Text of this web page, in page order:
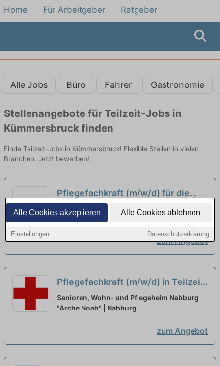
Alle Cookies akzeptieren Alle Cookies ablehnen
Einstellungen Datenschutzerklärung
Home Für Arbeitgeber Ratgeber
Alle Jobs Büro Fahrer Gastronomie
Stellenangebote für Teilzeit-Jobs in
Kümmersbruck finden
Finde Teilzeit-Jobs in Kümmersbruck! Flexible Stellen in vielen
Branchen. Jetzt bewerben!
Pflegefachkraft (m/w/d) für die
Palliativstation in Teilzeit - Wir
suchen Sie!
Klinikum St. Marien | Amberg
zum Angebot
Pflegefachkraft (m/w/d) in Teilzeit
- Wir freuen uns auf Deine
Unterstützung! neu
Senioren, Wohn- und Pflegeheim Nabburg
"Arche Noah" | Nabburg
zum Angebot